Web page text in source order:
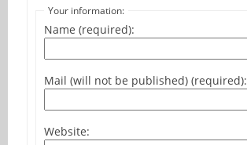
Your information:
Name (required):
Mail (will not be published) (required):
Website: